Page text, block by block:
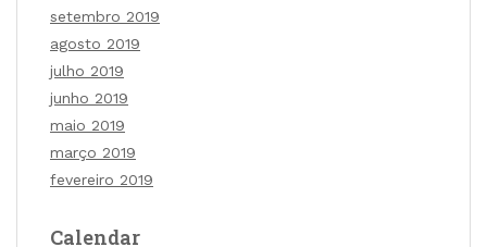
setembro 2019
agosto 2019
julho 2019
junho 2019
maio 2019
março 2019
fevereiro 2019
Calendar